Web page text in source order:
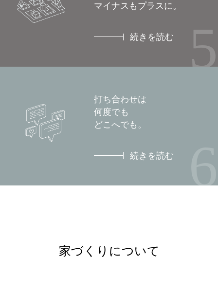
マイナスもプラスに。
続きを読む 5
打ち合わせは
何度でも
どこへでも。
続きを読む
家づくりについて